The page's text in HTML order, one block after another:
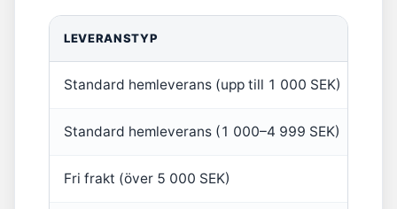
LEVERANSTYP
Standard hemleverans (upp till 1 000 SEK)
Standard hemleverans (1 000–4 999 SEK)
Fri frakt (över 5 000 SEK)